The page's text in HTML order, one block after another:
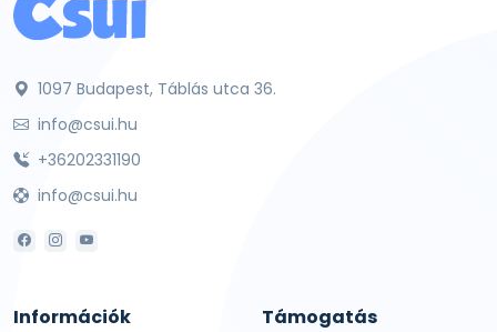
1097 Budapest, Táblás utca 36.
info@csui.hu
+36202331190
info@csui.hu
Információk Támogatás